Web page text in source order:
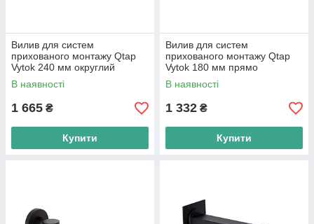
Вилив для систем
прихованого монтажу Qtap
Vytok 240 мм округлий
QTVYT246CRM45934
Chrome
В наявності
1 665 ₴
Купити
Вилив для систем
прихованого монтажу Qtap
Vytok 180 мм прямо
полотняний
QTVYT246CRM45932
В наявності
1 332 ₴
Купити